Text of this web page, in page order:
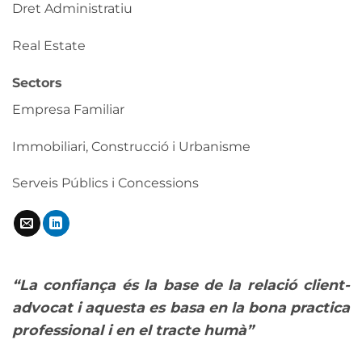
Dret Administratiu
Real Estate
Sectors
Empresa Familiar
Immobiliari, Construcció i Urbanisme
Serveis Públics i Concessions
“La confiança és la base de la relació client-
advocat i aquesta es basa en la bona practica
professional i en el tracte humà”